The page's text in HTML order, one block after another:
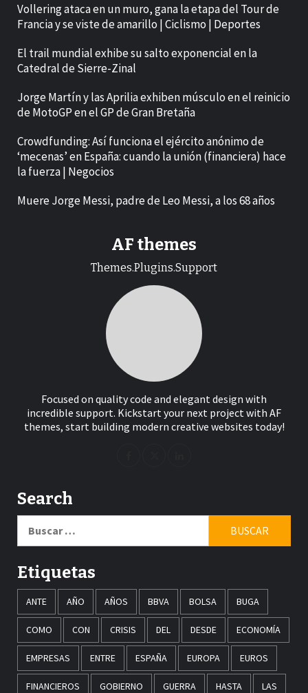
Vollering ataca en un muro, gana la etapa del Tour de
Francia y se viste de amarillo | Ciclismo | Deportes
El trail mundial exhibe su salto exponencial en la
Catedral de Sierre-Zinal
Jorge Martín y las Aprilia exhiben músculo en el reinicio
de MotoGP en el GP de Gran Bretaña
Crowdfunding: Así funciona el ejército anónimo de
‘mecenas’ en España: cuando la unión (financiera) hace
la fuerza | Negocios
Muere Jorge Messi, padre de Leo Messi, a los 68 años
AF themes
Themes.Plugins.Support
Focused on quality code and elegant design with
incredible support. Kickstart your next project with AF
themes, start building modern creative websites today!
Search
Etiquetas
ANTE AÑO AÑOS BBVA BOLSA BUGA
COMO CON CRISIS DEL DESDE ECONOMÍA
EMPRESAS ENTRE ESPAÑA EUROPA EUROS
FINANCIEROS GOBIERNO GUERRA HASTA LAS